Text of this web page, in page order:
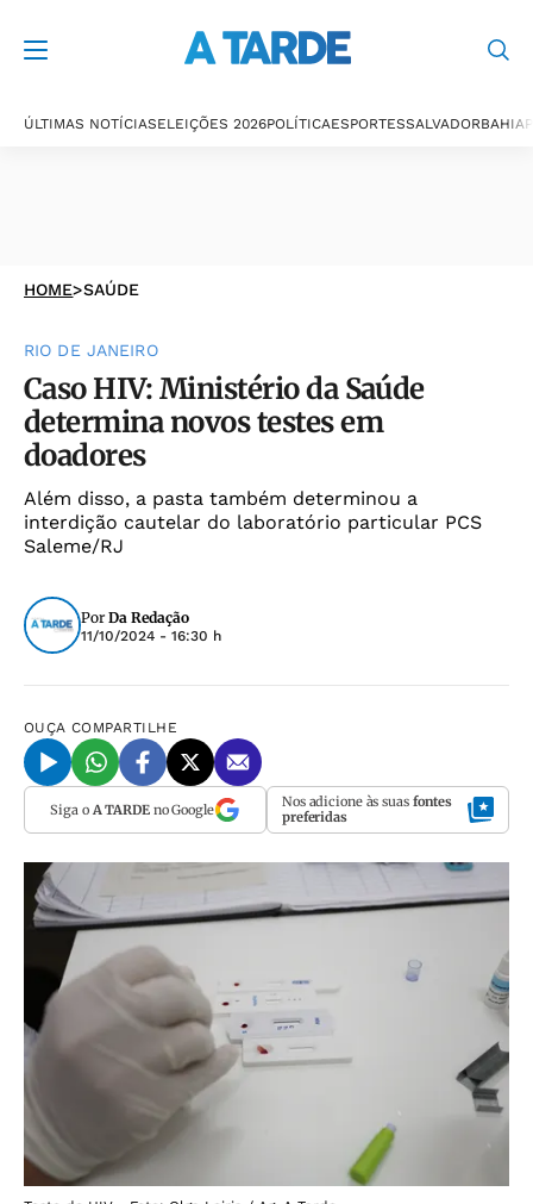
ÚLTIMAS NOTÍCIASELEIÇÕES 2026POLÍTICAESPORTESSALVADORBAHIA
HOME>SAÚDE
RIO DE JANEIRO
Caso HIV: Ministério da Saúde
determina novos testes em
doadores
Além disso, a pasta também determinou a
interdição cautelar do laboratório particular PCS
Saleme/RJ
Por Da Redação
11/10/2024 - 16:30 h
OUÇA COMPARTILHE
Siga o A TARDEno Google Nos adicione às suas fontes
preferidas